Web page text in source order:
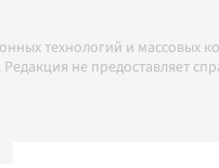
технологий и массовых
не предоставляет